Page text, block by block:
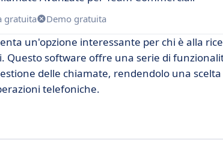
gratuita Demo gratuita
un'opzione interessante per chi è alla
Questo software offre una serie di
delle chiamate, rendendolo una
telefoniche.